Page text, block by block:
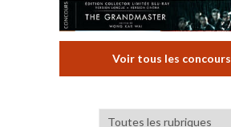
Voir tous les concours